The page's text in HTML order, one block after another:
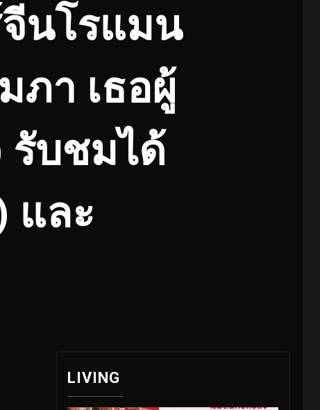
นโรแมน
า เธอผู้
รับชมได้
และ
LIVING